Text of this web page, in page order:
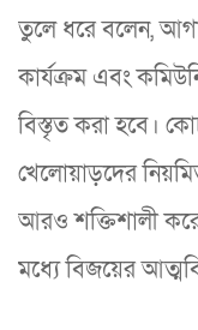
তুলে ধরে বলেন,
কার্যক্রম এবং
বিস্তৃত করা হবে।
খেলোয়াড়দের
আরও শক্তিশালী
মধ্যে বিজয়ের